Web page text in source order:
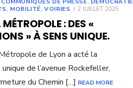
, MOBILITÉ,VOIRIES
POSTED
2 JUILLET 2025
: DES «
» À SENS UNIQUE.
de Lyon a acté la
de l’avenue Rockefeller,
du Chemin […] READ MORE